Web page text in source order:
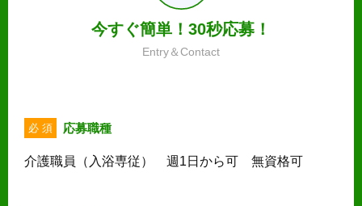
今すぐ簡単！30秒応募！
Entry＆Contact
必 須 応募職種
介護職員（入浴専従） 週1日から可 無資格可